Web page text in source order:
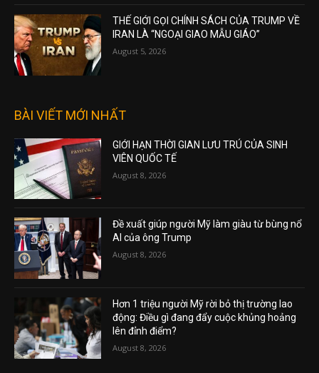
THẾ GIỚI GỌI CHÍNH SÁCH CỦA TRUMP VỀ
IRAN LÀ “NGOẠI GIAO MẪU GIÁO”
August 5, 2026
BÀI VIẾT MỚI NHẤT
GIỚI HẠN THỜI GIAN LƯU TRÚ CỦA SINH
VIÊN QUỐC TẾ
August 8, 2026
Đề xuất giúp người Mỹ làm giàu từ bùng nổ
AI của ông Trump
August 8, 2026
Hơn 1 triệu người Mỹ rời bỏ thị trường lao
động: Điều gì đang đẩy cuộc khủng hoảng
lên đỉnh điểm?
August 8, 2026